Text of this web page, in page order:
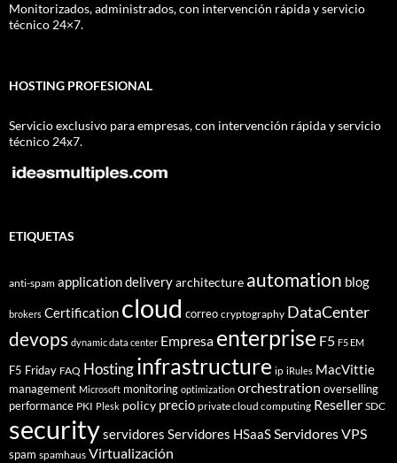
Monitorizados, administrados, con intervención rápida y servicio
técnico 24×7.
HOSTING PROFESIONAL
Servicio exclusivo para empresas, con intervención rápida y servicio
técnico 24x7.
ETIQUETAS
anti-spam application deliveryarchitecture automation blog
brokers Certification cloud correo cryptography DataCenter
devops dynamic data center Empresa enterprise F5 F5 EM
F5 Friday FAQ Hostinginfrastructure ip iRules MacVittie
management Microsoft monitoring optimization orchestration overselling
performance PKI Plesk policy precio private cloud computing Reseller SDC
securityservidores Servidores HSaaSServidores VPS
spam spamhaus Virtualización